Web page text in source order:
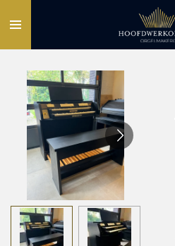
direct
naar
hoofdinhoud